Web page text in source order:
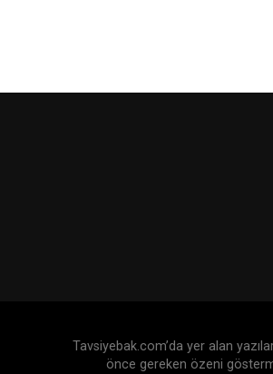
Tavsiyebak.com’da yer alan
önce gereken özeni